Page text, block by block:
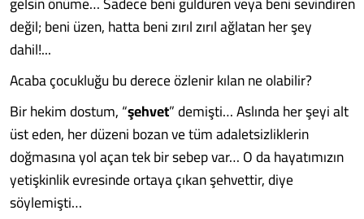
değil; beni üzen, hatta beni zırıl zırıl ağlatan her şey
dahil!...
Acaba çocukluğu bu derece özlenir kılan ne olabilir?
Bir hekim dostum, “şehvet” demişti… Aslında her şeyi alt
üst eden, her düzeni bozan ve tüm adaletsizliklerin
doğmasına yol açan tek bir sebep var… O da hayatımızın
yetişkinlik evresinde ortaya çıkan şehvettir, diye
söylemişti…